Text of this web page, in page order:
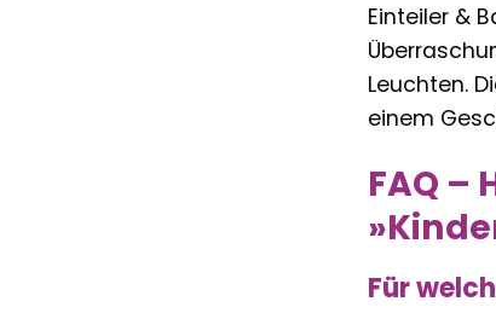
Einteiler &
Leuchten.
einem
FAQ –
Für